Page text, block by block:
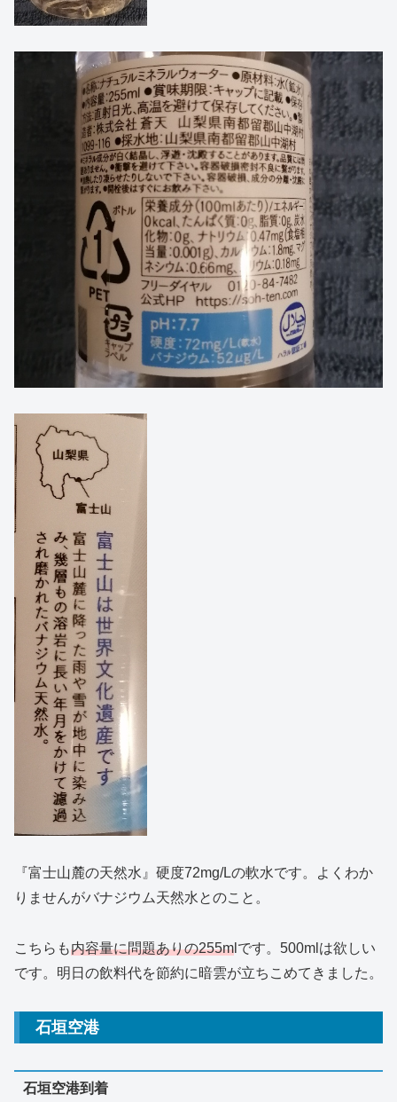
『富士山麓の天然水』硬度72mg/Lの軟水です。よくわか
りませんがバナジウム天然水とのこと。
こちらも内容量に問題ありの255m lです。500mlは欲しい
です。明日の飲料代を節約に暗雲が立ちこめてきました。
石垣空港
石垣空港到着